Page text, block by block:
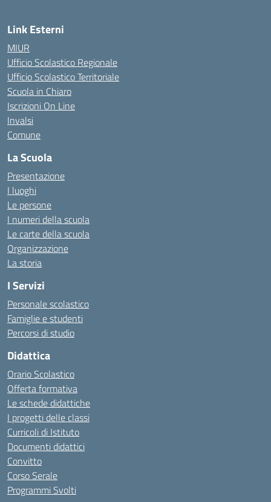
Link Esterni
MIUR
Ufficio Scolastico Regionale
Ufficio Scolastico Territoriale
Scuola in Chiaro
Iscrizioni On Line
Invalsi
Comune
La Scuola
Presentazione
I luoghi
Le persone
I numeri della scuola
Le carte della scuola
Organizzazione
La storia
I Servizi
Personale scolastico
Famiglie e studenti
Percorsi di studio
Didattica
Orario Scolastico
Offerta formativa
Le schede didattiche
I progetti delle classi
Curricoli di Istituto
Documenti didattici
Convitto
Corso Serale
Programmi Svolti